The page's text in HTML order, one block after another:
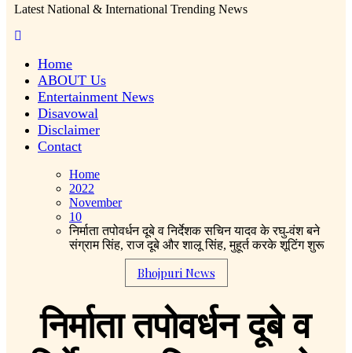
Latest National & International Trending News
Home
ABOUT Us
Entertainment News
Disavowal
Disclaimer
Contact
Home
2022
November
10
निर्माता तपोवर्धन दूबे व निर्देशक सचिन यादव के रघु-वंश बने
संग्राम सिंह, राज दूबे और शालू सिंह, मुहूर्त करके शूटिंग शुरू
Bhojpuri News
निर्माता तपोवर्धन दूबे व